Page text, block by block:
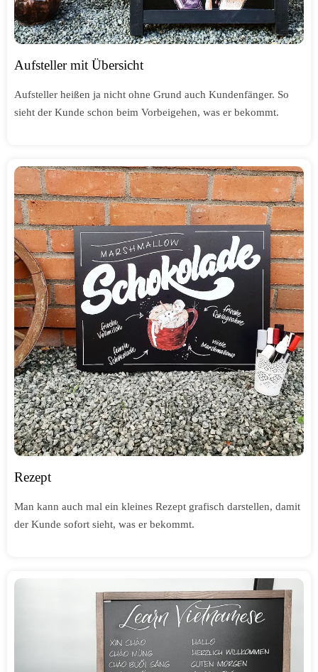
Aufsteller mit Übersicht
Aufsteller heißen ja nicht ohne Grund auch Kundenfänger. So
sieht der Kunde schon beim Vorbeigehen, was er bekommt.
Rezept
Man kann auch mal ein kleines Rezept grafisch darstellen, damit
der Kunde sofort sieht, was er bekommt.